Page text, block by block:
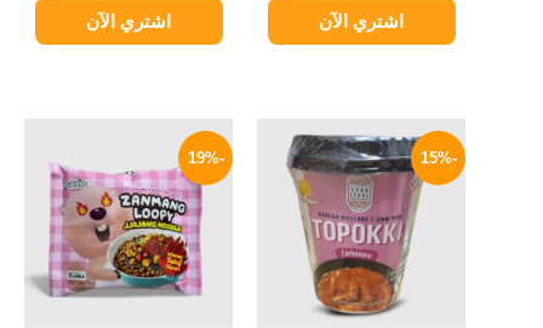
اشتري الآن اشتري الآن
-15%
الأصلي
هو:
الحالي
هو:
199 EGP.
-19%
هو:
140 EGP.
هو:
114 EGP.